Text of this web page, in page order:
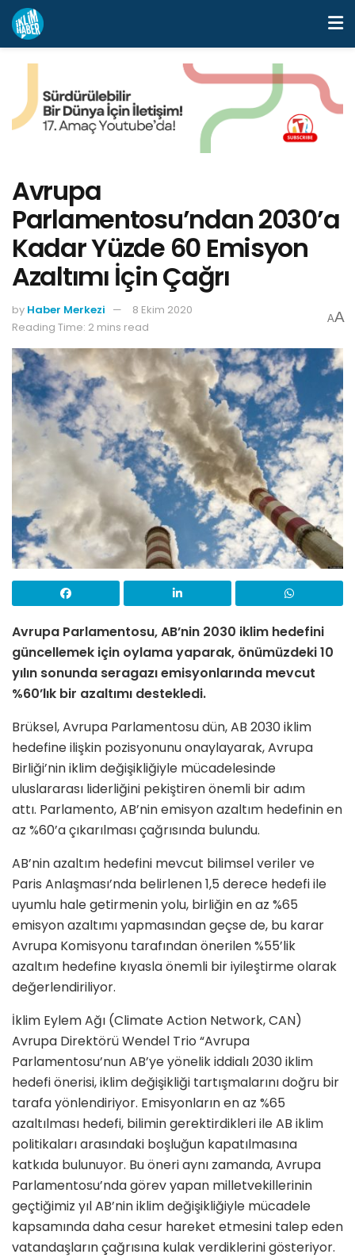
Avrupa
Parlamentosu’ndan 2030’a
Kadar Yüzde 60 Emisyon
Azaltımı İçin Çağrı
by Haber Merkezi
8 Ekim 2020
Reading Time: 2 mins read
AA
Avrupa Parlamentosu, AB’nin 2030 iklim hedefini
güncellemek için oylama yaparak, önümüzdeki 10
yılın sonunda seragazı emisyonlarında mevcut
%60’lık bir azaltımı destekledi.
Brüksel, Avrupa Parlamentosu dün, AB 2030 iklim
hedefine ilişkin pozisyonunu onaylayarak, Avrupa
Birliği’nin iklim değişikliğiyle mücadelesinde
uluslararası liderliğini pekiştiren önemli bir adım
attı. Parlamento, AB’nin emisyon azaltım hedefinin en
az %60’a çıkarılması çağrısında bulundu.
AB’nin azaltım hedefini mevcut bilimsel veriler ve
Paris Anlaşması’nda belirlenen 1,5 derece hedefi ile
uyumlu hale getirmenin yolu, birliğin en az %65
emisyon azaltımı yapmasından geçse de, bu karar
Avrupa Komisyonu tarafından önerilen %55’lik
azaltım hedefine kıyasla önemli bir iyileştirme olarak
değerlendiriliyor.
İklim Eylem Ağı (Climate Action Network, CAN)
Avrupa Direktörü Wendel Trio “Avrupa
Parlamentosu’nun AB’ye yönelik iddialı 2030 iklim
hedefi önerisi, iklim değişikliği tartışmalarını doğru bir
tarafa yönlendiriyor. Emisyonların en az %65
azaltılması hedefi, bilimin gerektirdikleri ile AB iklim
politikaları arasındaki boşluğun kapatılmasına
katkıda bulunuyor. Bu öneri aynı zamanda, Avrupa
Parlamentosu’nda görev yapan milletvekillerinin
geçtiğimiz yıl AB’nin iklim değişikliğiyle mücadele
kapsamında daha cesur hareket etmesini talep eden
vatandaşların çağrısına kulak verdiklerini gösteriyor.